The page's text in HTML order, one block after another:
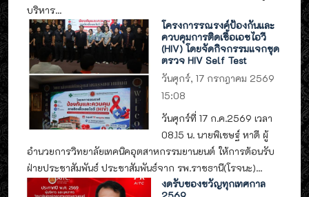
บริหาร...
โครงการรณรงค์ป้องกันและ
ควบคุมการติดเชื้อเอชไอวี
(HIV) โดยจัดกิจกรรมแจกชุด
ตรวจ HIV Self Test
วันศุกร์, 17 กรกฎาคม 2569
15:08
วันศุกร์ที่ 17 ก.ค.2569 เวลา
08.15 น. นายพิเชษฐ์ หาดี ผู้
อำนวยการวิทยาลัยเทคนิคอุตสาหกรรมยานยนต์ ให้การต้อนรับ
ฝ่ายประชาสัมพันธ์ ประชาสัมพันธ์จาก รพ.ราชธานี(โรจนะ)...
งดรับของขวัญทุกเทศกาล